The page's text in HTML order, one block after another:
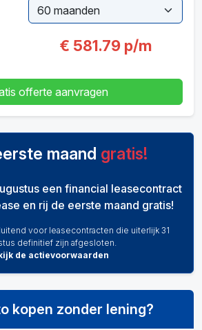
€ 581.79p/m
offerte aanvragen
maand gratis!
een financial leasecontract
en rij de eerste maand gratis!
voor leasecontracten die uiterlijk 31
definitief zijn afgesloten.
de actievoorwaarden
kopen zonder lening?